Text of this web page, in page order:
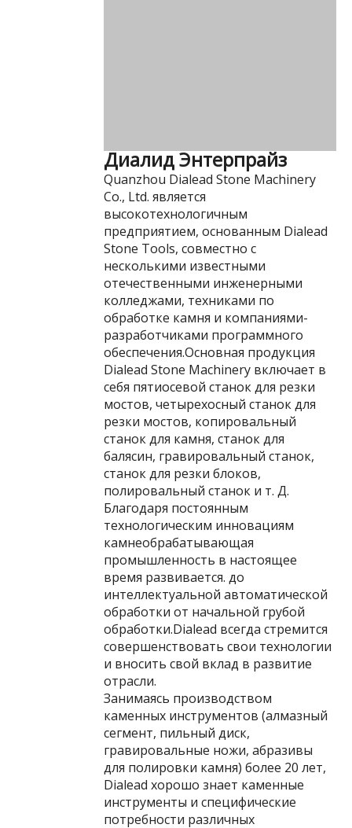
Диалид Энтерпрайз
Quanzhou Dialead Stone Machinery
Co., Ltd. является
высокотехнологичным
предприятием, основанным Dialead
Stone Tools, совместно с
несколькими известными
отечественными инженерными
колледжами, техниками по
обработке камня и компаниями-
разработчиками программного
обеспечения.Основная продукция
Dialead Stone Machinery включает в
себя пятиосевой станок для резки
мостов, четырехосный станок для
резки мостов, копировальный
станок для камня, станок для
балясин, гравировальный станок,
станок для резки блоков,
полировальный станок и т. Д.
Благодаря постоянным
технологическим инновациям
камнеобрабатывающая
промышленность в настоящее
время развивается. до
интеллектуальной автоматической
обработки от начальной грубой
обработки.Dialead всегда стремится
совершенствовать свои технологии
и вносить свой вклад в развитие
отрасли.
Занимаясь производством
каменных инструментов (алмазный
сегмент, пильный диск,
гравировальные ножи, абразивы
для полировки камня) более 20 лет,
Dialead хорошо знает каменные
инструменты и специфические
потребности различных